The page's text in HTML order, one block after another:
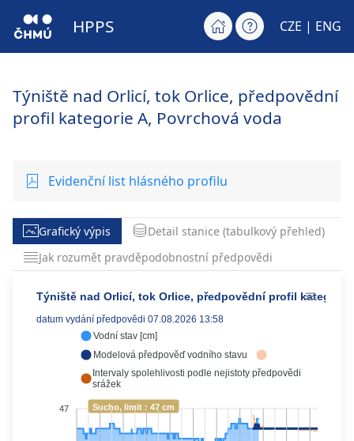
HPPS CZE | ENG
Týniště nad Orlicí, tok Orlice, předpovědní
profil kategorie A, Povrchová voda
Evidenční list hlásného profilu
Grafický výpis
Detail stanice (tabulkový přehled)
Jak rozumět pravděpodobnostní předpovědi
Vodní stav [cm]
Modelová předpověď vodního stavu
Intervaly spolehlivosti podle nejistoty předpovědi
srážek
Týniště nad Orlicí, tok Orlice, předpovědní profil kategorie
datum vydání předpovědi 07.08.2026 13:58
47 Sucho, limit : 47 cm